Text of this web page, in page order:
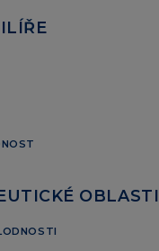
OBLASTI